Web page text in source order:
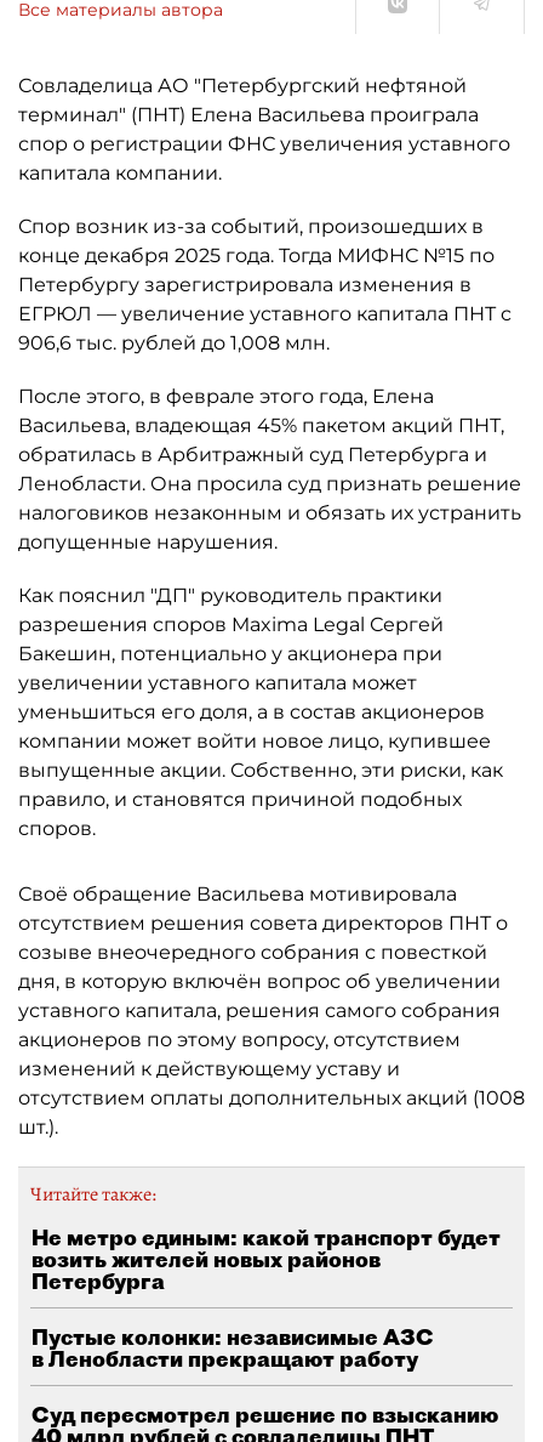
Все материалы автора
Совладелица АО "Петербургский нефтяной
терминал" (ПНТ) Елена Васильева проиграла
спор о регистрации ФНС увеличения уставного
капитала компании.
Спор возник из-за событий, произошедших в
конце декабря 2025 года. Тогда МИФНС №15 по
Петербургу зарегистрировала изменения в
ЕГРЮЛ — увеличение уставного капитала ПНТ с
906,6 тыс. рублей до 1,008 млн.
После этого, в феврале этого года, Елена
Васильева, владеющая 45% пакетом акций ПНТ,
обратилась в Арбитражный суд Петербурга и
Ленобласти. Она просила суд признать решение
налоговиков незаконным и обязать их устранить
допущенные нарушения.
Как пояснил "ДП" руководитель практики
разрешения споров Maxima Legal Сергей
Бакешин, потенциально у акционера при
увеличении уставного капитала может
уменьшиться его доля, а в состав акционеров
компании может войти новое лицо, купившее
выпущенные акции. Собственно, эти риски, как
правило, и становятся причиной подобных
споров.
Своё обращение Васильева мотивировала
отсутствием решения совета директоров ПНТ о
созыве внеочередного собрания с повесткой
дня, в которую включён вопрос об увеличении
уставного капитала, решения самого собрания
акционеров по этому вопросу, отсутствием
изменений к действующему уставу и
отсутствием оплаты дополнительных акций (1008
шт.).
Читайте также:
Не метро единым: какой транспорт будет
возить жителей новых районов
Петербурга
Пустые колонки: независимые АЗС
в Ленобласти прекращают работу
Суд пересмотрел решение по взысканию